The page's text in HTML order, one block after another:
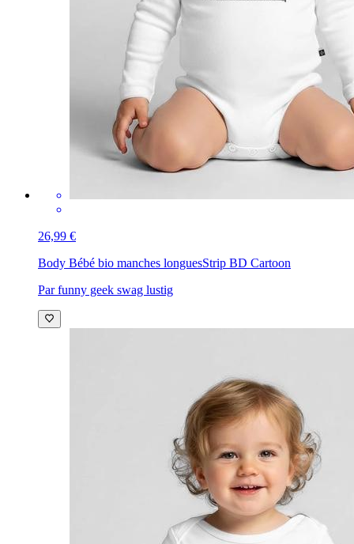
26,99 €
Body Bébé bio manches longuesStrip BD Cartoon
Par funny geek swag lustig